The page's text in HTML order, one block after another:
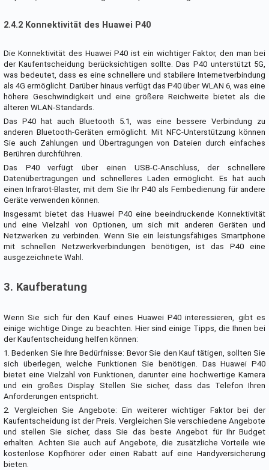
2.4.2 Konnektivität des Huawei P40
Die Konnektivität des Huawei P40 ist ein wichtiger Faktor, den man bei
der Kaufentscheidung berücksichtigen sollte. Das P40 unterstützt 5G,
was bedeutet, dass es eine schnellere und stabilere Internetverbindung
als 4G ermöglicht. Darüber hinaus verfügt das P40 über WLAN 6, was eine
höhere Geschwindigkeit und eine größere Reichweite bietet als die
älteren WLAN-Standards.
Das P40 hat auch Bluetooth 5.1, was eine bessere Verbindung zu
anderen Bluetooth-Geräten ermöglicht. Mit NFC-Unterstützung können
Sie auch Zahlungen und Übertragungen von Dateien durch einfaches
Berühren durchführen.
Das P40 verfügt über einen USB-C-Anschluss, der schnellere
Datenübertragungen und schnelleres Laden ermöglicht. Es hat auch
einen Infrarot-Blaster, mit dem Sie Ihr P40 als Fernbedienung für andere
Geräte verwenden können.
Insgesamt bietet das Huawei P40 eine beeindruckende Konnektivität
und eine Vielzahl von Optionen, um sich mit anderen Geräten und
Netzwerken zu verbinden. Wenn Sie ein leistungsfähiges Smartphone
mit schnellen Netzwerkverbindungen benötigen, ist das P40 eine
ausgezeichnete Wahl.
3. Kaufberatung
Wenn Sie sich für den Kauf eines Huawei P40 interessieren, gibt es
einige wichtige Dinge zu beachten. Hier sind einige Tipps, die Ihnen bei
der Kaufentscheidung helfen können:
1. Bedenken Sie Ihre Bedürfnisse: Bevor Sie den Kauf tätigen, sollten Sie
sich überlegen, welche Funktionen Sie benötigen. Das Huawei P40
bietet eine Vielzahl von Funktionen, darunter eine hochwertige Kamera
und ein großes Display. Stellen Sie sicher, dass das Telefon Ihren
Anforderungen entspricht.
2. Vergleichen Sie Angebote: Ein weiterer wichtiger Faktor bei der
Kaufentscheidung ist der Preis. Vergleichen Sie verschiedene Angebote
und stellen Sie sicher, dass Sie das beste Angebot für Ihr Budget
erhalten. Achten Sie auch auf Angebote, die zusätzliche Vorteile wie
kostenlose Kopfhörer oder einen Rabatt auf eine Handyversicherung
bieten.